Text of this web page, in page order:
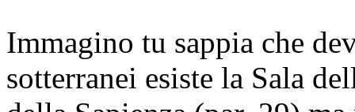
Immagino tu sappia che
sotterranei esiste la Sala